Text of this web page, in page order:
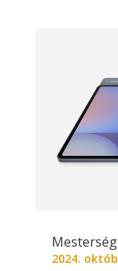
2024.